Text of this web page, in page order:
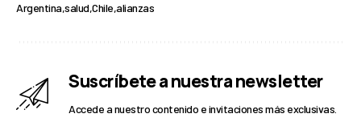
Argentina salud Chile alianzas
Suscríbete a nuestra newsletter
Accede a nuestro contenido e invitaciones más exclusivas.